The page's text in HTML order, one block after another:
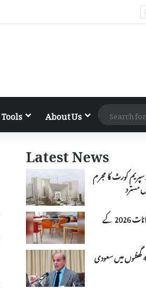
Tools About Us
Latest News
کورٹ کا مجرم
پیکٹا نے جماعت ہشتم کے امتحانات 2026 کے
وزیراعظم شہباز شریف اگلے 48 گھنٹوں میں سعودی